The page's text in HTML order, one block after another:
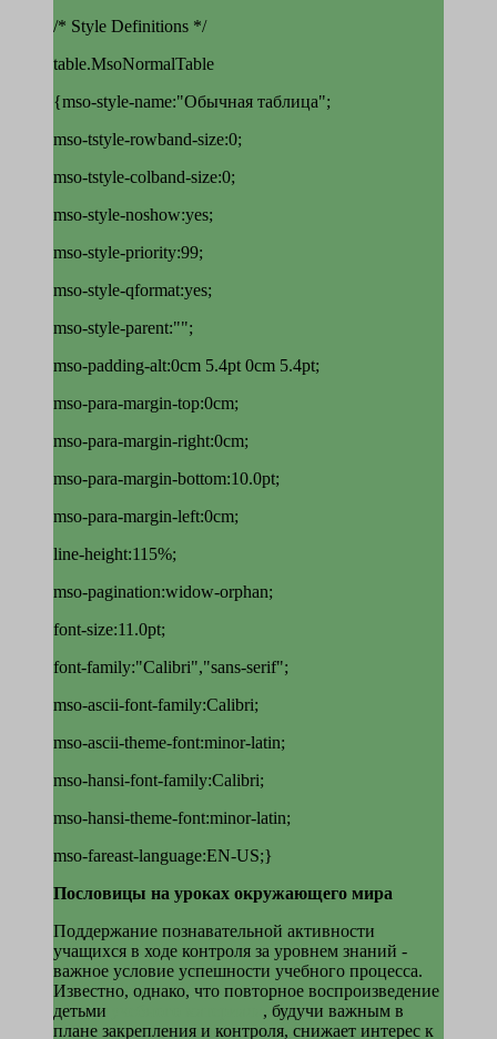
/* Style Definitions */
table.MsoNormalTable
{mso-style-name:"Обычная таблица";
mso-tstyle-rowband-size:0;
mso-tstyle-colband-size:0;
mso-style-noshow:yes;
mso-style-priority:99;
mso-style-qformat:yes;
mso-style-parent:"";
mso-padding-alt:0cm 5.4pt 0cm 5.4pt;
mso-para-margin-top:0cm;
mso-para-margin-right:0cm;
mso-para-margin-bottom:10.0pt;
mso-para-margin-left:0cm;
line-height:115%;
mso-pagination:widow-orphan;
font-size:11.0pt;
font-family:"Calibri","sans-serif";
mso-ascii-font-family:Calibri;
mso-ascii-theme-font:minor-latin;
mso-hansi-font-family:Calibri;
mso-hansi-theme-font:minor-latin;
mso-fareast-language:EN-US;}
Пословицы на уроках окружающего мира
Поддержание познавательной активности
учащихся в ходе контроля за уровнем зна­ний -
важное условие успешности учебного процесса.
Известно, однако, что повторное воспроизведение
детьми
, будучи важным в
плане закрепления и контроля, снижает интерес к